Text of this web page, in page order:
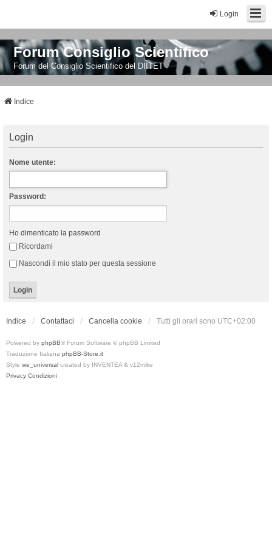
Login
Forum Consiglio Scientifico
Forum del Consiglio Scientifico del DIITET
Indice
Login
Nome utente:
Password:
Ho dimenticato la password
Ricordami
Nascondi il mio stato per questa sessione
Indice Contattaci Cancella cookie Tutti gli orari sono UTC+02:00
Powered by phpBB® Forum Software © phpBB Limited
Traduzione Italiana phpBB-Store.it
Style we_universal created by INVENTEA & v12mike
Privacy Condizioni